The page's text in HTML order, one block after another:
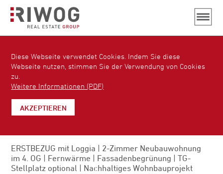
Diese Webseite verwendet Cookies. Indem Sie diese
Webseite nutzen, stimmen Sie der Verwendung von Cookies
zu.
Weitere Informationen (PDF)
AKZEPTIEREN
ERSTBEZUG mit Loggia | 2-Zimmer Neubauwohnung
im 4. OG | Fernwärme | Fassadenbegrünung | TG-
Stellplatz optional | Nachhaltiges Wohnbauprojekt